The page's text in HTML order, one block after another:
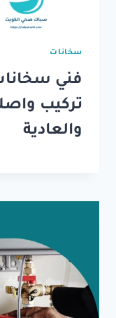
سخانات
فني
تركيب
والعادية